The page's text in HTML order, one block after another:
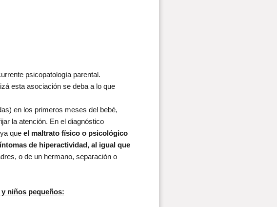
psicopatología parental.
esta asociación se deba a lo que
en los primeros meses del bebé,
la atención. En el diagnóstico
que el maltrato físico o psicológico
de hiperactividad, al igual que
o de un hermano, separación o
niños pequeños: